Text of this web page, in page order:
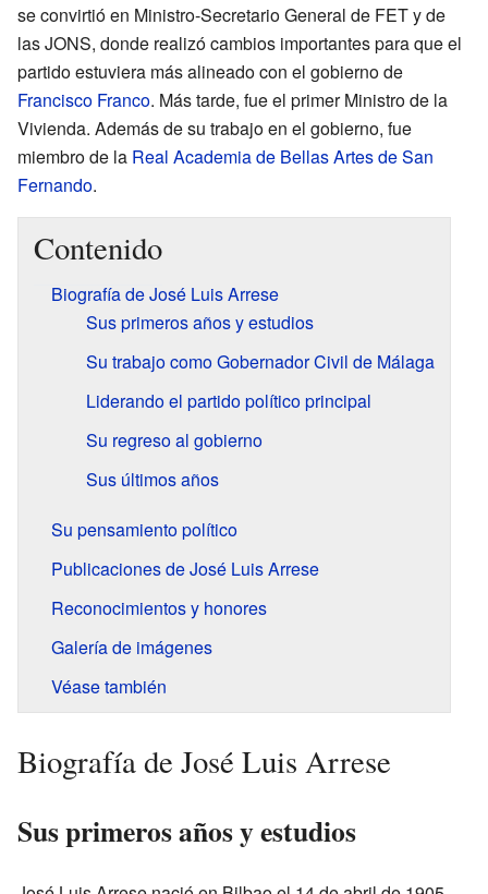
se convirtió en Ministro-Secretario General de FET y de
las JONS, donde realizó cambios importantes para que el
partido estuviera más alineado con el gobierno de
Francisco Franco. Más tarde, fue el primer Ministro de la
Vivienda. Además de su trabajo en el gobierno, fue
miembro de la Real Academia de Bellas Artes de San
Fernando.
Contenido
Biografía de José Luis Arrese
Sus primeros años y estudios
Su trabajo como Gobernador Civil de Málaga
Liderando el partido político principal
Su regreso al gobierno
Sus últimos años
Su pensamiento político
Publicaciones de José Luis Arrese
Reconocimientos y honores
Galería de imágenes
Véase también
Biografía de José Luis Arrese
Sus primeros años y estudios